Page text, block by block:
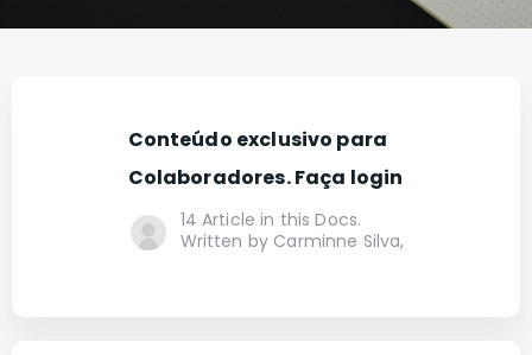
Conteúdo exclusivo para
Colaboradores. Faça login
14 Article in this Docs.
Written by Carminne Silva,